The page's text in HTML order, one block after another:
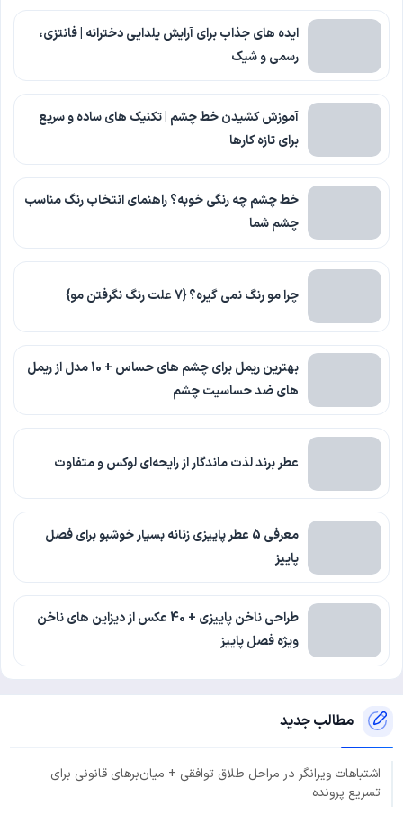
ایده های جذاب برای آرایش یلدایی دخترانه | فانتزی،
رسمی و شیک
آموزش کشیدن خط چشم | تکنیک های ساده و سریع
برای تازه کارها
خط چشم چه رنگی خوبه؟ راهنمای انتخاب رنگ مناسب
چشم شما
چرا مو رنگ نمی گیره؟ {7 علت رنگ نگرفتن مو}
بهترین ریمل برای چشم های حساس + 10 مدل از ریمل
های ضد حساسیت چشم
عطر برند لذت ماندگار از رایحه‌ای لوکس و متفاوت
معرفی 5 عطر پاییزی زنانه بسیار خوشبو برای فصل
پاییز
طراحی ناخن پاییزی + 40 عکس از دیزاین های ناخن
ویژه فصل پاییز
مطالب جدید
اشتباهات ویرانگر در مراحل طلاق توافقی + میان‌برهای قانونی برای
تسریع پرونده